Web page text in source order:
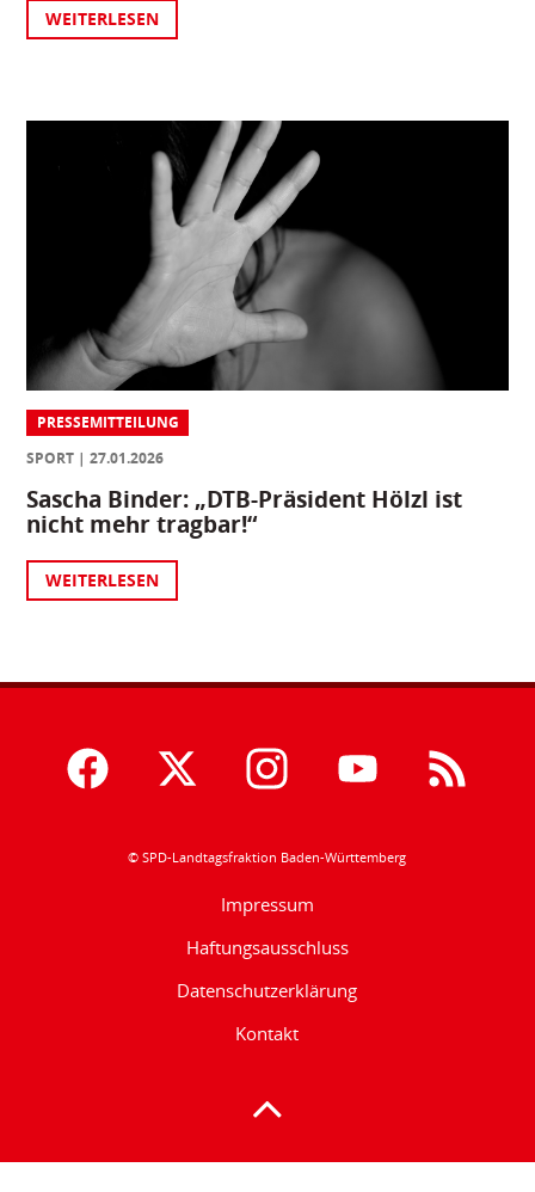
WEITERLESEN
PRESSEMITTEILUNG
SPORT
27.01.2026
Sascha Binder: „DTB-Präsident Hölzl ist
nicht mehr tragbar!“
WEITERLESEN
© SPD-Landtagsfraktion Baden-Württemberg
Impressum
Haftungsausschluss
Datenschutzerklärung
Kontakt